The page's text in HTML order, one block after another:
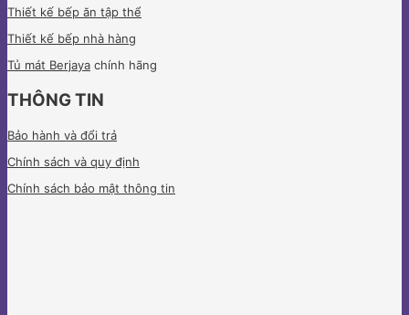
Thiết kế bếp ăn tập thể
Thiết kế bếp nhà hàng
Tủ mát Berjaya chính hãng
THÔNG TIN
Bảo hành và đổi trả
Chính sách và quy định
Chính sách bảo mật thông tin